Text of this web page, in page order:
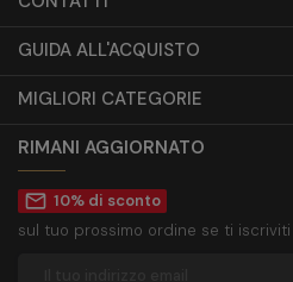
GUIDA ALL'ACQUISTO
MIGLIORI CATEGORIE
RIMANI AGGIORNATO
mail_outline 10% di sconto
sul tuo prossimo ordine se ti